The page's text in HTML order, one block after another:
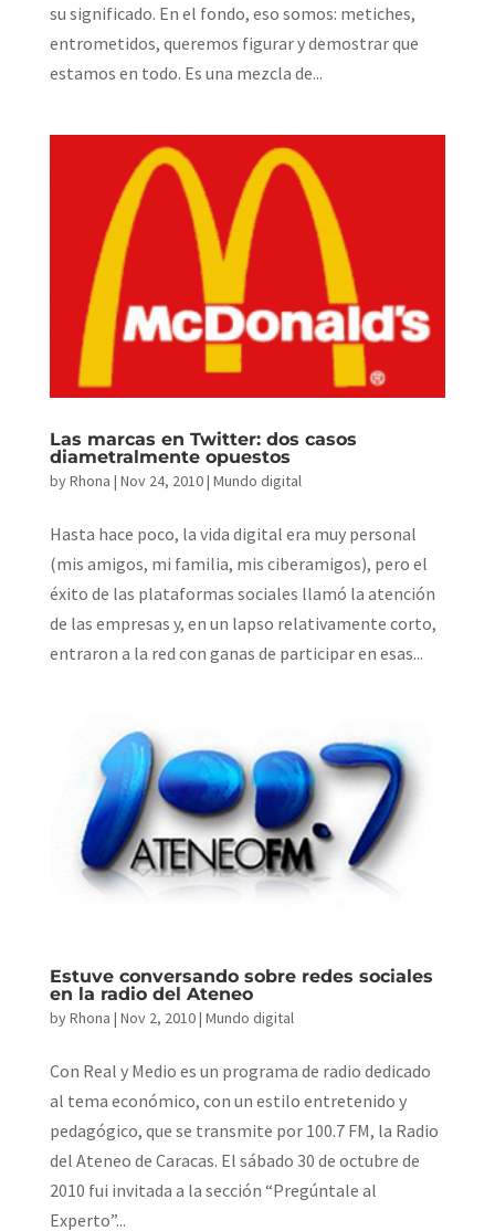
su significado. En el fondo, eso somos: metiches,
entrometidos, queremos figurar y demostrar que
estamos en todo. Es una mezcla de...
Las marcas en Twitter: dos casos
diametralmente opuestos
byRhona | Nov 24, 2010| Mundo digital
Hasta hace poco, la vida digital era muy personal
(mis amigos, mi familia, mis ciberamigos), pero el
éxito de las plataformas sociales llamó la atención
de las empresas y, en un lapso relativamente corto,
entraron a la red con ganas de participar en esas...
Estuve conversando sobre redes sociales
en la radio del Ateneo
byRhona | Nov 2, 2010| Mundo digital
Con Real y Medio es un programa de radio dedicado
al tema económico, con un estilo entretenido y
pedagógico, que se transmite por 100.7 FM, la Radio
del Ateneo de Caracas. El sábado 30 de octubre de
2010 fui invitada a la sección “Pregúntale al
Experto”...